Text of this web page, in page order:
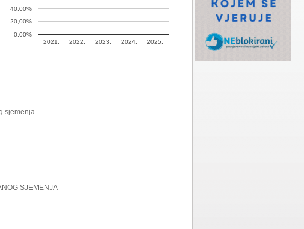
2021. 2022. 2023. 2024. 2025.
0,00%
20,00%
40,00%
sjemenja
SJEMENJA